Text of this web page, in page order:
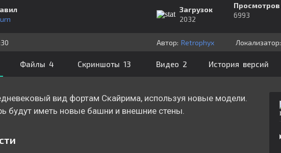
Загрузок
2032
Просмотров
6993
Автор: Retrophyx Локализатор:
Файлы 4 Скриншоты 13 Видео 2 История версий
вид фортам Скайрима, используя новые модели.
будут иметь новые башни и внешние стены.